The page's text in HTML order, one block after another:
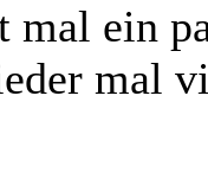
mal ein
mal